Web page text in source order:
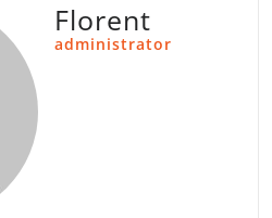
Florent
administrator